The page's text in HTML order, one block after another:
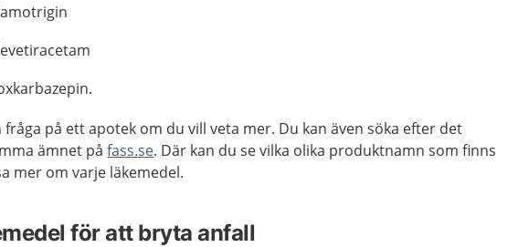
fråga på ett apotek om du vill veta mer. Du kan även söka efter det
ämnet påfass.se. Där kan du se vilka olika produktnamn som finns
mer om varje läkemedel.
för att bryta anfall